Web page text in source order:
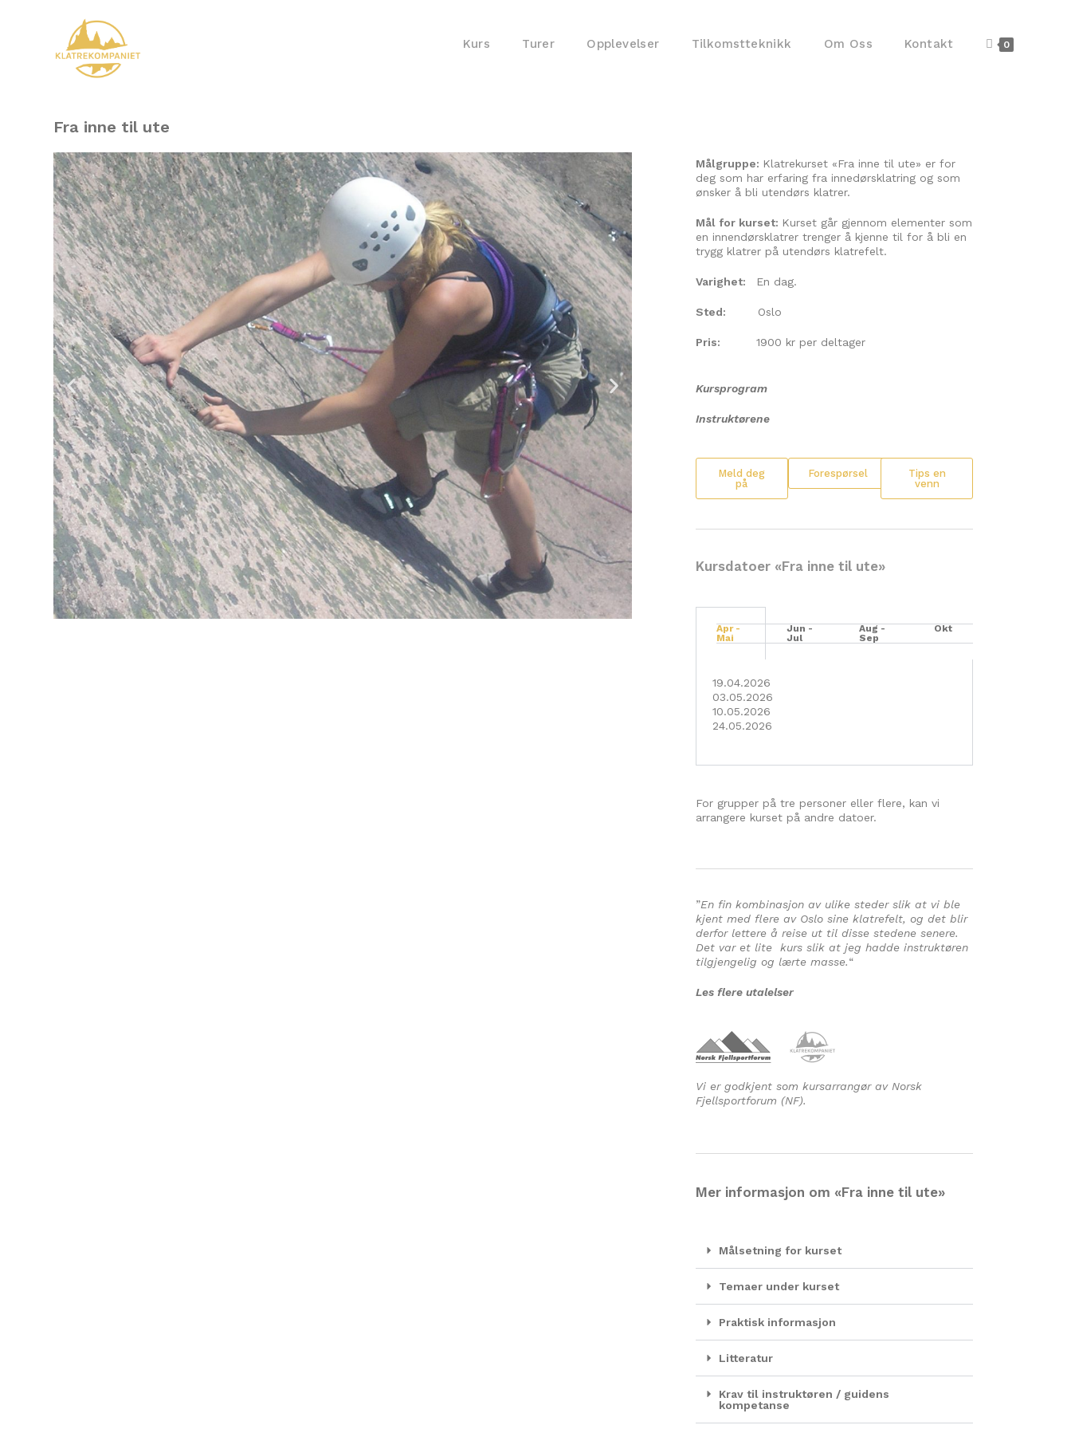
Kurs Turer Opplevelser Tilkomstteknikk Om Oss Kontakt 0
Fra inne til ute
Målgruppe: Klatrekurset «Fra inne til ute» er for
deg som har erfaring fra innedørsklatring og som
ønsker å bli utendørs klatrer.
Mål for kurset: Kurset går gjennom elementer som
en innendørsklatrer trenger å kjenne til for å bli en
trygg klatrer på utendørs klatrefelt.
Varighet: En dag.
Sted: Oslo
Pris: 1900 kr per deltager
Kursprogram
Instruktørene
Meld deg
på
Forespørsel
Tips en
venn
Kursdatoer «Fra inne til ute»
Apr -
Mai
Jun -
Jul
Aug -
Sep
Okt
19.04.2026
03.05.2026
10.05.2026
24.05.2026
For grupper på tre personer eller flere, kan vi
arrangere kurset på andre datoer.
”En fin kombinasjon av ulike steder slik at vi ble
kjent med flere av Oslo sine klatrefelt, og det blir
derfor lettere å reise ut til disse stedene senere.
Det var et lite kurs slik at jeg hadde instruktøren
tilgjengelig og lærte masse.“
Les flere utalelser
Vi er godkjent som kursarrangør av Norsk
Fjellsportforum (NF).
Mer informasjon om «Fra inne til ute»
Målsetning for kurset
Temaer under kurset
Praktisk informasjon
Litteratur
Krav til instruktøren / guidens
kompetanse